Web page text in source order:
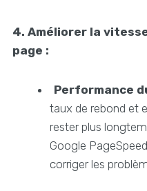
4. Améliorer la
page :
Performance
taux de rebond et
rester plus
Google
corriger les